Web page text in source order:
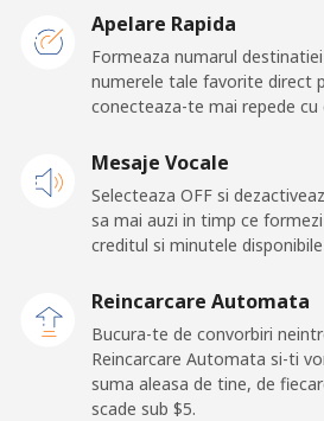
Malawi
Telefon fix ⁦57.9¢⁩
⁦57.9¢⁩
Malaysia
Telefon fix ⁦1.5¢⁩
⁦1.5¢⁩
Apelare Rapida
Formeaza numarul
numerele tale favorite direct
conecteaza-te mai repede cu
Mesaje Vocale
Selecteaza OFF si
sa mai auzi in timp ce
creditul si minutele
Reincarcare Automata
Bucura-te de convorbiri
Reincarcare Automata si-ti
suma aleasa de tine, de
scade sub ⁦$5⁩.